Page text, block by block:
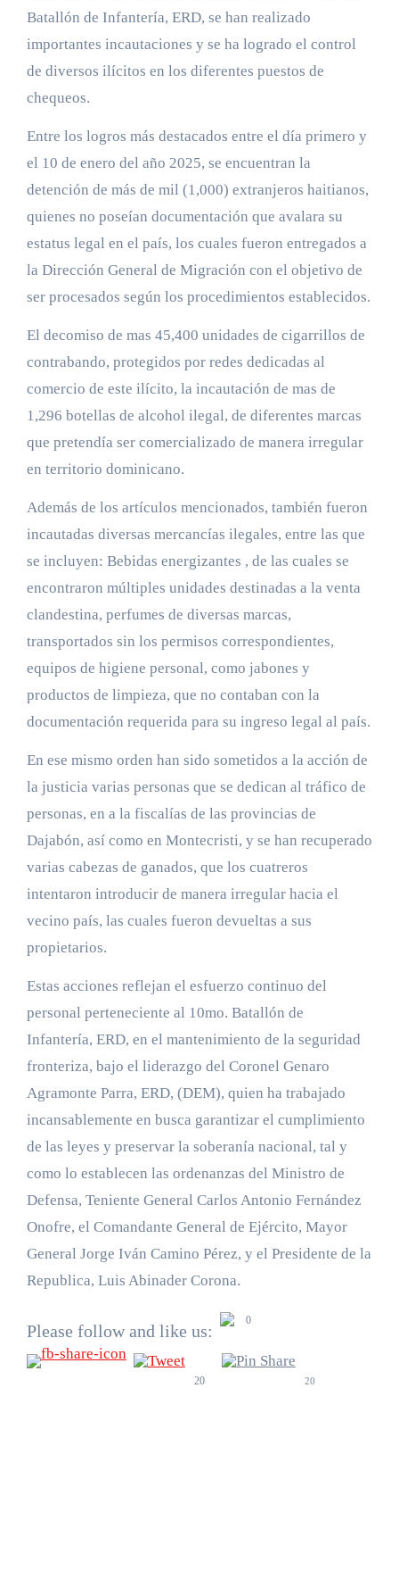
Batallón de Infantería, ERD, se han realizado
importantes incautaciones y se ha logrado el control
de diversos ilícitos en los diferentes puestos de
chequeos.
Entre los logros más destacados entre el día primero y
el 10 de enero del año 2025, se encuentran la
detención de más de mil (1,000) extranjeros haitianos,
quienes no poseían documentación que avalara su
estatus legal en el país, los cuales fueron entregados a
la Dirección General de Migración con el objetivo de
ser procesados según los procedimientos establecidos.
El decomiso de mas 45,400 unidades de cigarrillos de
contrabando, protegidos por redes dedicadas al
comercio de este ilícito, la incautación de mas de
1,296 botellas de alcohol ilegal, de diferentes marcas
que pretendía ser comercializado de manera irregular
en territorio dominicano.
Además de los artículos mencionados, también fueron
incautadas diversas mercancías ilegales, entre las que
se incluyen: Bebidas energizantes , de las cuales se
encontraron múltiples unidades destinadas a la venta
clandestina, perfumes de diversas marcas,
transportados sin los permisos correspondientes,
equipos de higiene personal, como jabones y
productos de limpieza, que no contaban con la
documentación requerida para su ingreso legal al país.
En ese mismo orden han sido sometidos a la acción de
la justicia varias personas que se dedican al tráfico de
personas, en a la fiscalías de las provincias de
Dajabón, así como en Montecristi, y se han recuperado
varias cabezas de ganados, que los cuatreros
intentaron introducir de manera irregular hacia el
vecino país, las cuales fueron devueltas a sus
propietarios.
Estas acciones reflejan el esfuerzo continuo del
personal perteneciente al 10mo. Batallón de
Infantería, ERD, en el mantenimiento de la seguridad
fronteriza, bajo el liderazgo del Coronel Genaro
Agramonte Parra, ERD, (DEM), quien ha trabajado
incansablemente en busca garantizar el cumplimiento
de las leyes y preservar la soberanía nacional, tal y
como lo establecen las ordenanzas del Ministro de
Defensa, Teniente General Carlos Antonio Fernández
Onofre, el Comandante General de Ejército, Mayor
General Jorge Iván Camino Pérez, y el Presidente de la
Republica, Luis Abinader Corona.
Please follow and like us:
0
20 20